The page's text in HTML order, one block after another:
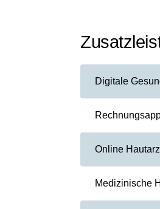
Digitale
Online
Medizinische